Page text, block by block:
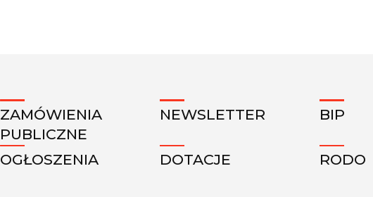
ZAMÓWIENIA
PUBLICZNE
OGŁOSZENIA
NEWSLETTER
DOTACJE
BIP
RODO